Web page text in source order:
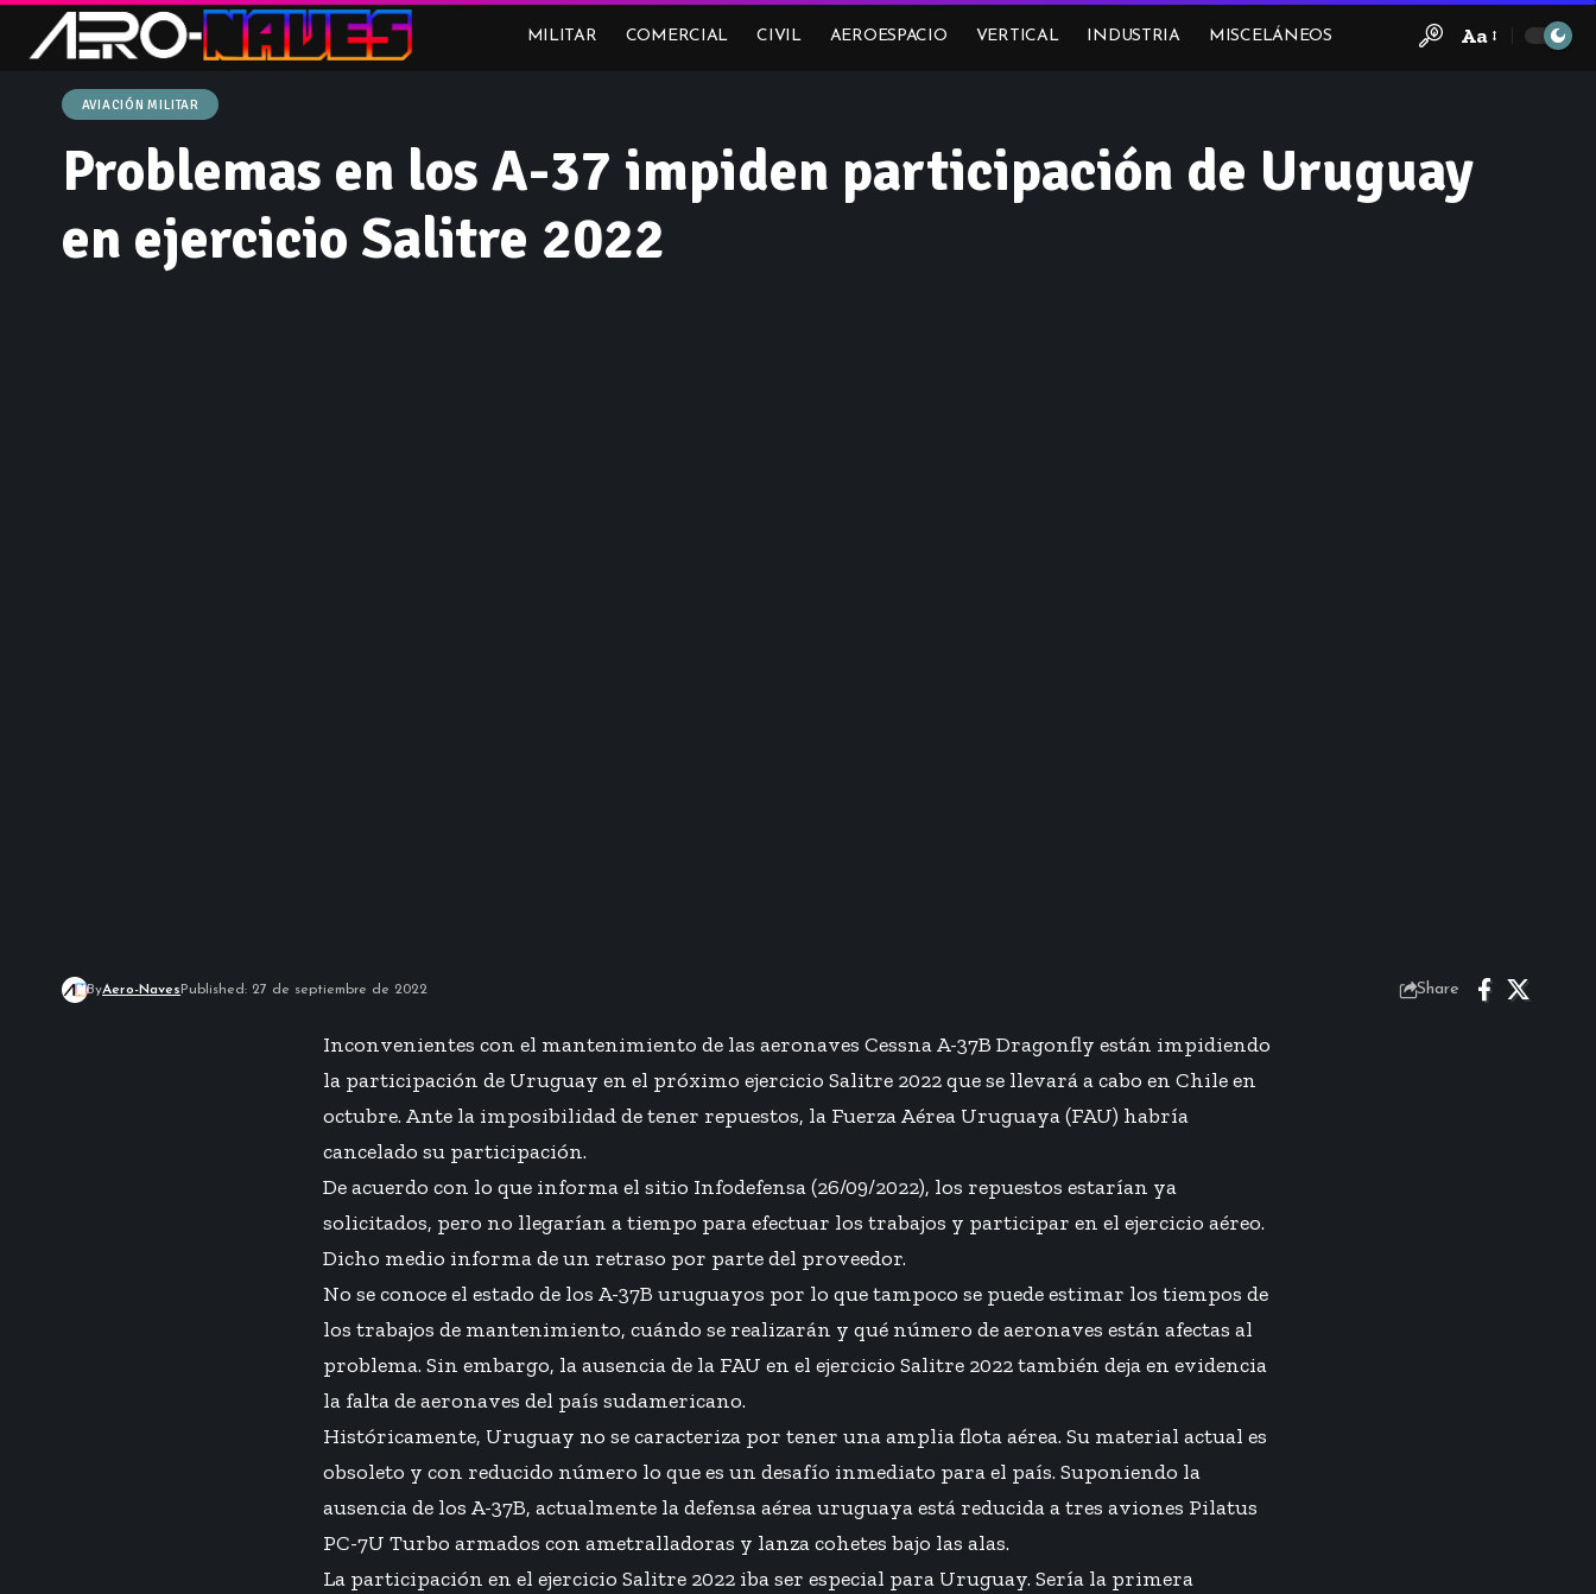
MILITAR COMERCIAL CIVIL AEROESPACIO VERTICAL INDUSTRIA MISCELÁNEOS
Font
Aa
AVIACIÓN MILITAR
Problemas en los A-37 impiden participación de Uruguay
en ejercicio Salitre 2022
ByAero-Naves Published: 27 de septiembre de 2022 Share
Inconvenientes con el mantenimiento de las aeronaves Cessna A-37B Dragonfly están impidiendo
la participación de Uruguay en el próximo ejercicio Salitre 2022 que se llevará a cabo en Chile en
octubre. Ante la imposibilidad de tener repuestos, la Fuerza Aérea Uruguaya (FAU) habría
cancelado su participación.
De acuerdo con lo que informa el sitio Infodefensa (26/09/2022), los repuestos estarían ya
solicitados, pero no llegarían a tiempo para efectuar los trabajos y participar en el ejercicio aéreo.
Dicho medio informa de un retraso por parte del proveedor.
No se conoce el estado de los A-37B uruguayos por lo que tampoco se puede estimar los tiempos de
los trabajos de mantenimiento, cuándo se realizarán y qué número de aeronaves están afectas al
problema. Sin embargo, la ausencia de la FAU en el ejercicio Salitre 2022 también deja en evidencia
la falta de aeronaves del país sudamericano.
Históricamente, Uruguay no se caracteriza por tener una amplia flota aérea. Su material actual es
obsoleto y con reducido número lo que es un desafío inmediato para el país. Suponiendo la
ausencia de los A-37B, actualmente la defensa aérea uruguaya está reducida a tres aviones Pilatus
PC-7U Turbo armados con ametralladoras y lanza cohetes bajo las alas.
La participación en el ejercicio Salitre 2022 iba ser especial para Uruguay. Sería la primera